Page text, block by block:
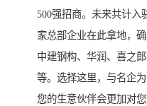
500强招商。未来共计入
家总部企业在此拿地，
中建钢构、华润、喜之
等。选择这里，与名企
您的生意伙伴会更加对